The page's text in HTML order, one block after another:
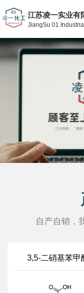
江苏凌一实业有
JiangSu 01
自产自销，
3,5-二硝基苯甲